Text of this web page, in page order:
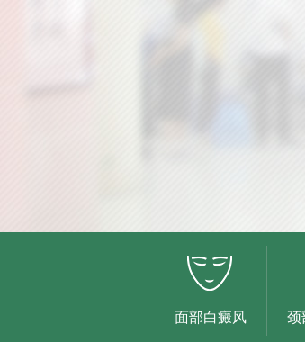
面部白癜风 颈